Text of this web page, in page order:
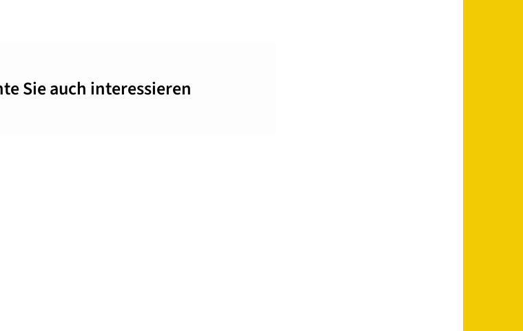
Sie auch interessieren